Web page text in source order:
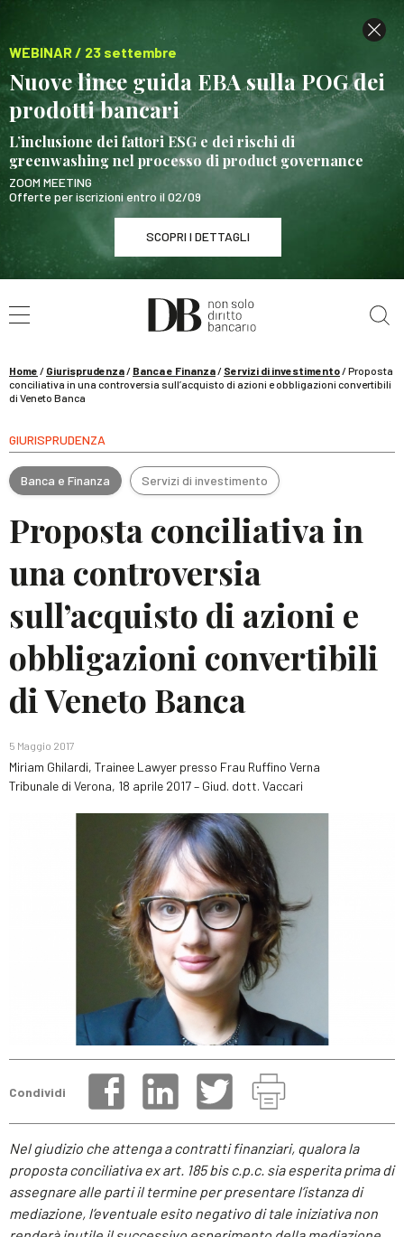
WEBINAR / 23 settembre
Nuove linee guida EBA sulla POG dei
prodotti bancari
L’inclusione dei fattori ESG e dei rischi di
greenwashing nel processo di product governance
ZOOM MEETING
Offerte per iscrizioni entro il 02/09
SCOPRI I DETTAGLI
WEBINAR / 23 settembre
Nuove linee guida EBA sulla POG dei prodotti
SCOPRI I DETTAGLI
Home / Giurisprudenza/ Banca e Finanza/ Servizi di investimento/Proposta
conciliativa in una controversia sull’acquisto di azioni e obbligazioni convertibili
di Veneto Banca
GIURISPRUDENZA
Banca e Finanza Servizi di investimento
Proposta conciliativa in
una controversia
sull’acquisto di azioni e
obbligazioni convertibili
di Veneto Banca
5 Maggio 2017
Miriam Ghilardi, Trainee Lawyer presso Frau Ruffino Verna
Tribunale di Verona, 18 aprile 2017 – Giud. dott. Vaccari
Condividi
Nel giudizio che attenga a contratti finanziari, qualora la
proposta conciliativa ex art. 185 bis c.p.c. sia esperita prima di
assegnare alle parti il termine per presentare l’istanza di
mediazione, l’eventuale esito negativo di tale iniziativa non